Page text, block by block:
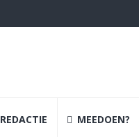
REDACTIE MEEDOEN?